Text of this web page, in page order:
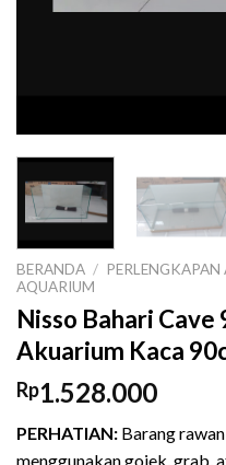
BERANDA /
AQUARIUM
Nisso Bahari
Akuarium Kaca
Rp1.528.000
PERHATIAN: Barang
menggunakan gojek, grab,